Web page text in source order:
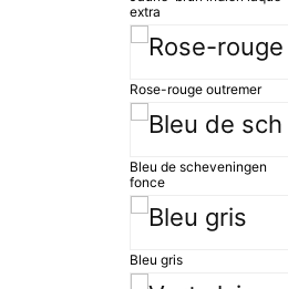
extra
Rose-rouge outremer
Bleu de scheveningen
fonce
Bleu gris